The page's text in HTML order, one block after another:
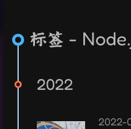
标签 -
2022
2022-